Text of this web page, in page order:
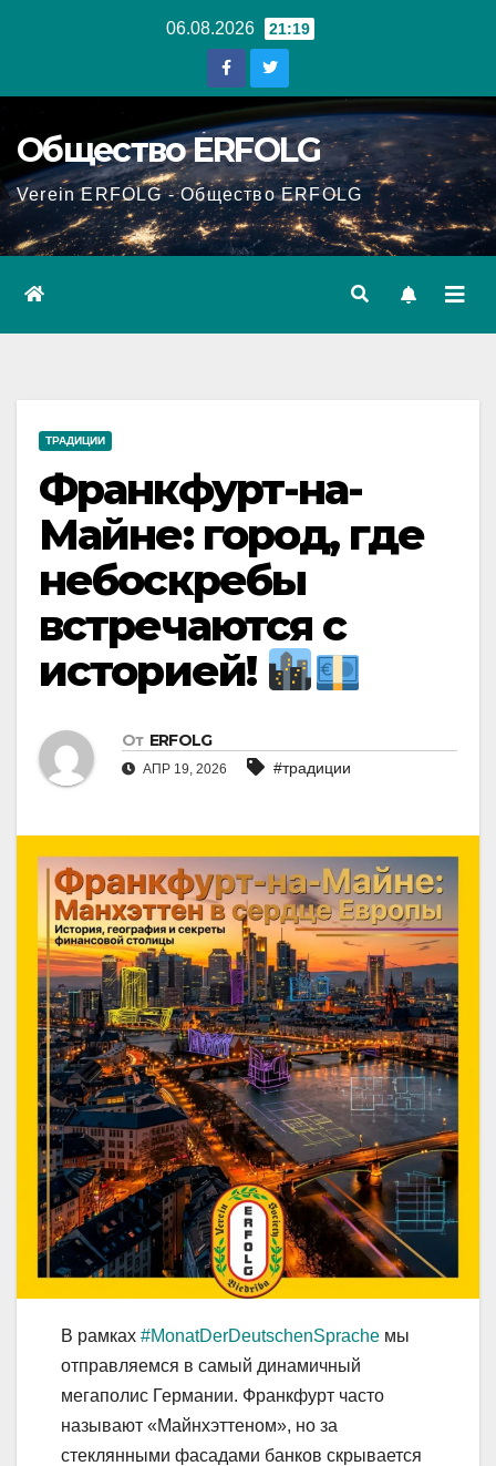
06.08.2026 21:19
Общество ERFOLG
Verein ERFOLG - Общество ERFOLG
ТРАДИЦИИ
Франкфурт-на-
Майне: город, где
небоскребы
встречаются с
историей!
От ERFOLG
АПР 19, 2026 #традиции
В рамках #MonatDerDeutschenSprache мы
отправляемся в самый динамичный
мегаполис Германии. Франкфурт часто
называют «Майнхэттеном», но за
стеклянными фасадами банков скрывается